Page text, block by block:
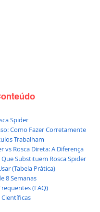
Spider
Como Fazer Corretamente
Trabalham
vs Rosca Direta: A Diferença
Que Substituem Rosca Spider
(Tabela Prática)
8 Semanas
(FAQ)
Científicas